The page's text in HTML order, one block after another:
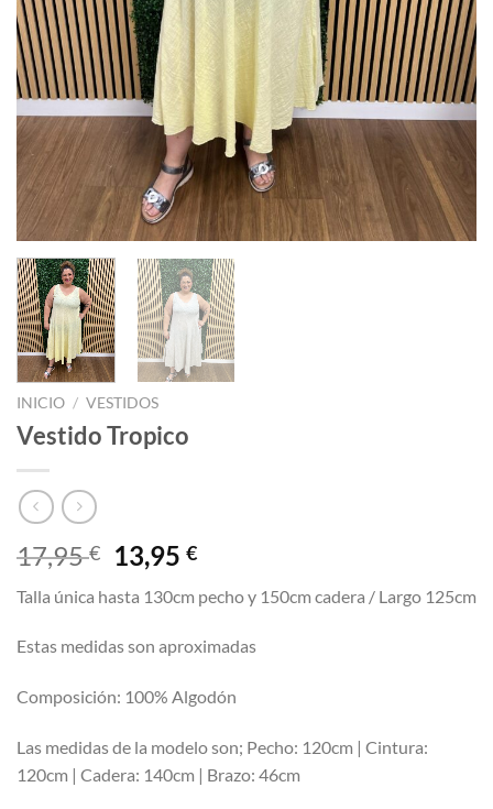
INICIO / VESTIDOS
Vestido Tropico
17,95€
El
precio
original
17,95 €.
13,95€El
actual
es:
13,95 €.
Talla única hasta 130cm pecho y 150cm cadera / Largo 125cm
Estas medidas son aproximadas
Composición: 100% Algodón
Las medidas de la modelo son; Pecho: 120cm | Cintura:
120cm | Cadera: 140cm | Brazo: 46cm